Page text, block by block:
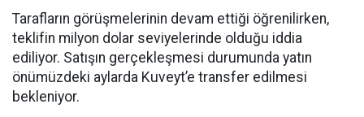
Tarafların görüşmelerinin devam ettiği öğrenilirken,
teklifin milyon dolar seviyelerinde olduğu iddia
ediliyor. Satışın gerçekleşmesi durumunda yatın
önümüzdeki aylarda Kuveyt’e transfer edilmesi
bekleniyor.